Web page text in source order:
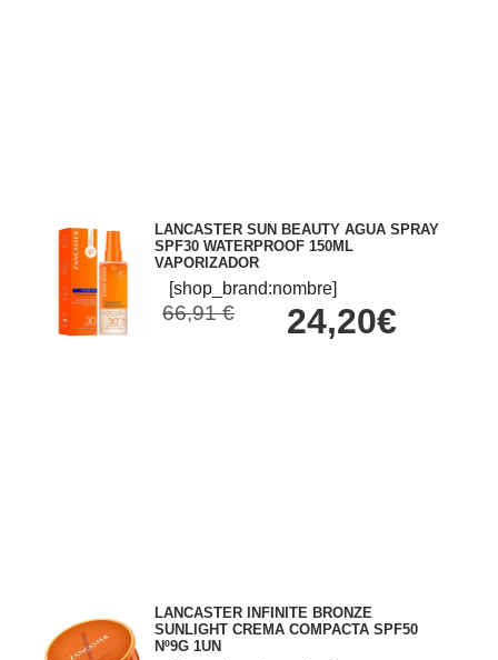
LANCASTER SUN BEAUTY AGUA SPRAY
SPF30 WATERPROOF 150ML
VAPORIZADOR
[shop_brand:nombre]
66,91 € 24,20€
LANCASTER INFINITE BRONZE
SUNLIGHT CREMA COMPACTA SPF50
Nº9G 1UN